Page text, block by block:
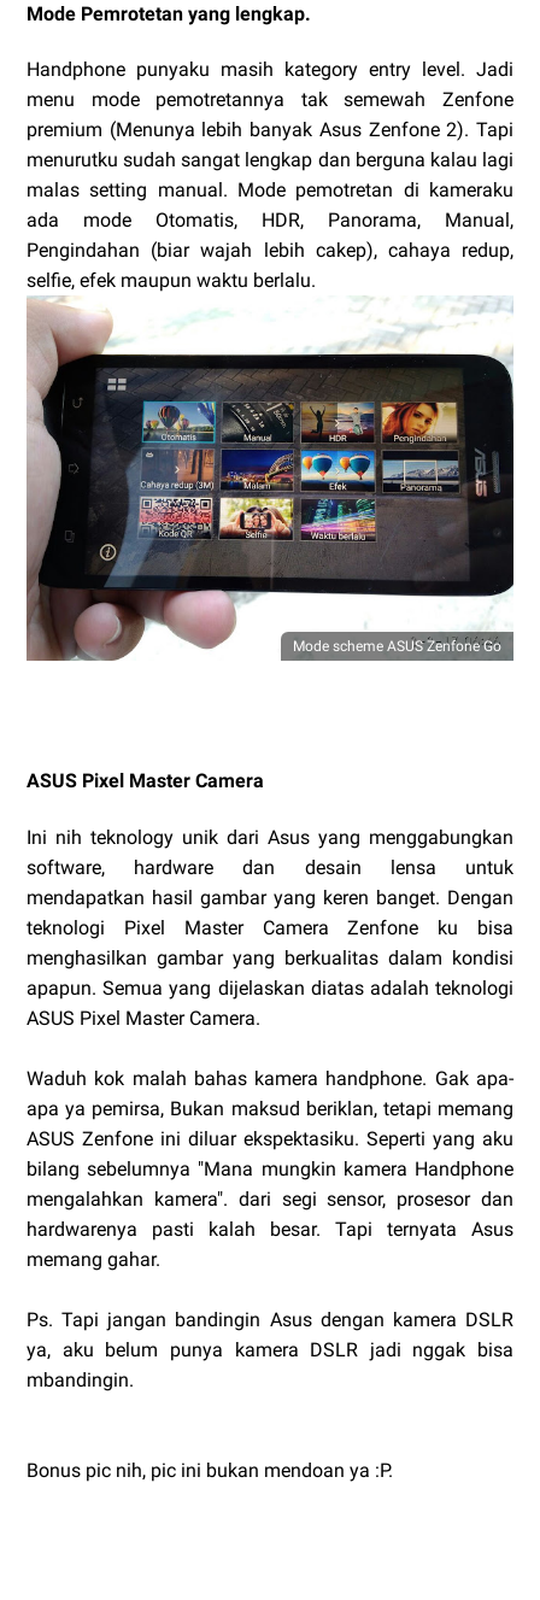
Mode Pemrotetan yang lengkap.
Handphone punyaku masih kategory entry level. Jadi
menu mode pemotretannya tak semewah Zenfone
premium (Menunya lebih banyak Asus Zenfone 2). Tapi
menurutku sudah sangat lengkap dan berguna kalau lagi
malas setting manual. Mode pemotretan di kameraku
ada mode Otomatis, HDR, Panorama, Manual,
Pengindahan (biar wajah lebih cakep), cahaya redup,
selfie, efek maupun waktu berlalu.
Mode scheme ASUS Zenfone Go
ASUS Pixel Master Camera
Ini nih teknology unik dari Asus yang menggabungkan
software, hardware dan desain lensa untuk
mendapatkan hasil gambar yang keren banget. Dengan
teknologi Pixel Master Camera Zenfone ku bisa
menghasilkan gambar yang berkualitas dalam kondisi
apapun. Semua yang dijelaskan diatas adalah teknologi
ASUS Pixel Master Camera.
Waduh kok malah bahas kamera handphone. Gak apa-
apa ya pemirsa, Bukan maksud beriklan, tetapi memang
ASUS Zenfone ini diluar ekspektasiku. Seperti yang aku
bilang sebelumnya "Mana mungkin kamera Handphone
mengalahkan kamera". dari segi sensor, prosesor dan
hardwarenya pasti kalah besar. Tapi ternyata Asus
memang gahar.
Ps. Tapi jangan bandingin Asus dengan kamera DSLR
ya, aku belum punya kamera DSLR jadi nggak bisa
mbandingin.
Bonus pic nih, pic ini bukan mendoan ya :P.